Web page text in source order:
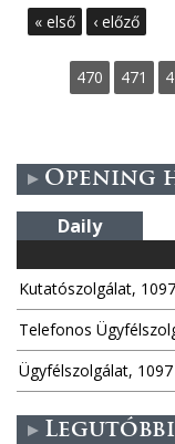
P
e
s
« első ‹ előző
470 471
Opening
Daily
Kutatószolgálat,
Telefonos
Ügyfélszolgálat,